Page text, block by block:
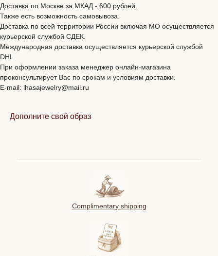
Доставка по Москве за МКАД - 600 рублей.
Также есть возможность самовывоза.
Доставка по всей территории России включая МО осуществляется
курьерской службой CДЕК.
Международная доставка осуществляется курьерской службой
DHL.
При оформлении заказа менеджер онлайн-магазина
проконсультирует Вас по срокам и условиям доставки.
E-mail: lhasajewelry@mail.ru
Дополните свой образ
Complimentary shipping